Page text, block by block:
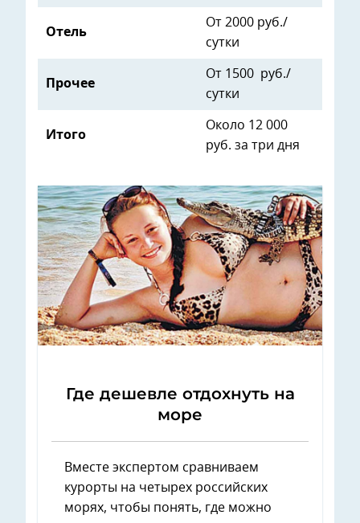
Отель
От 2000 руб./
сутки
Прочее
От 1500 руб./
сутки
Итого
Около 12 000
руб. за три дня
Где дешевле отдохнуть на
море
Вместе экспертом сравниваем
курорты на четырех российских
морях, чтобы понять, где можно